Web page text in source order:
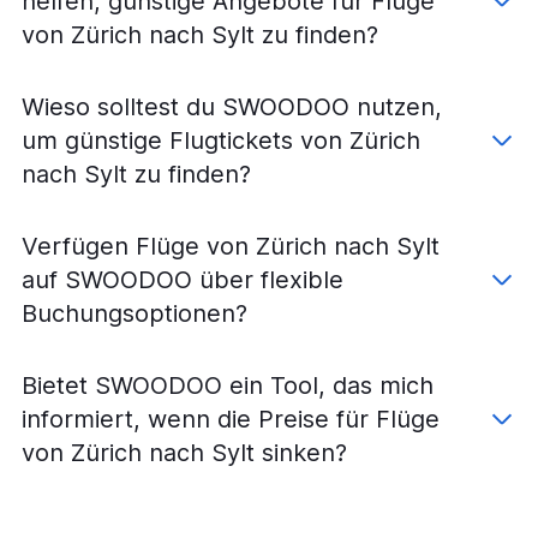
Flüge von Basel nach Dresden
Flüge von Basel nach Frankfurt Hahn
Flüge von Genf nach Weeze, Niederrhein
Flüge von Genf nach Frankfurt Hahn
Flüge von Genf nach Stuttgart
Flüge von Basel nach Münster
Flüge von Basel nach Stuttgart
Flüge von Basel nach Nürnberg
Flüge von Genf nach Nürnberg
von Zürich nach Sylt zu finden?
Wieso solltest du SWOODOO nutzen,
um günstige Flugtickets von Zürich
nach Sylt zu finden?
Verfügen Flüge von Zürich nach Sylt
auf SWOODOO über flexible
Buchungsoptionen?
Bietet SWOODOO ein Tool, das mich
informiert, wenn die Preise für Flüge
von Zürich nach Sylt sinken?